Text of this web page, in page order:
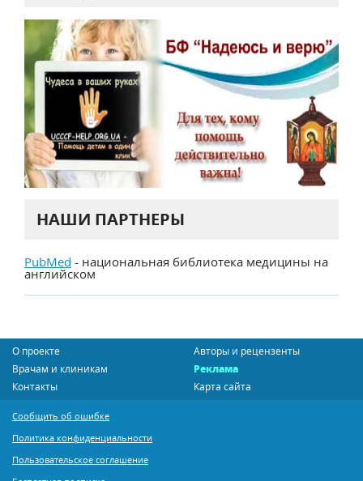
НАШИ ПАРТНЕРЫ
PubMed - национальная библиотека медицины на
английском
О проекте
Авторы и рецензенты
Врачам и клиникам
Реклама
Контакты
Карта сайта
Сообщить об ошибке
Политика конфиденциальности
Пользовательское соглашение